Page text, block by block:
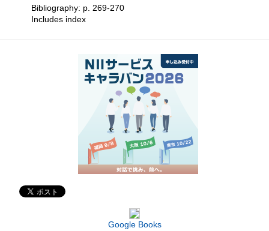
Bibliography: p. 269-270
Includes index
Google Books